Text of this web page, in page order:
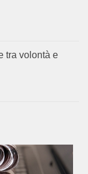
tra volontà e